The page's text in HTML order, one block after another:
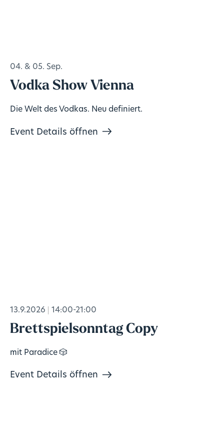
04. & 05. Sep.
Vodka Show Vienna
Die Welt des Vodkas. Neu definiert.
Event Details öffnen
13.9.2026 14:00-21:00
Brettspielsonntag Copy
mit Paradice 🎲
Event Details öffnen